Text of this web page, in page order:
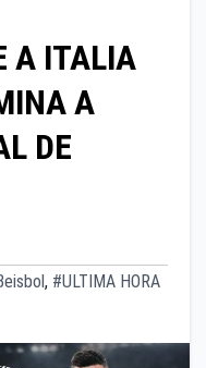
A ITALIA
A
DE
, #ULTIMA HORA